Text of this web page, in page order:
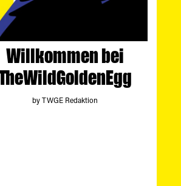
Willkommen bei
TheWildGoldenEgg
by TWGE Redaktion